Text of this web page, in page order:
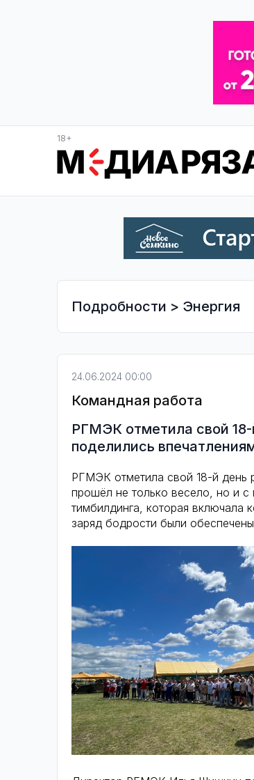
18+
Подробности > Энергия
24.06.2024 00:00
Командная работа
РГМЭК отметила свой
поделились
РГМЭК отметила свой 18-й день
прошёл не только весело, но и с
тимбилдинга, которая включала
заряд бодрости были